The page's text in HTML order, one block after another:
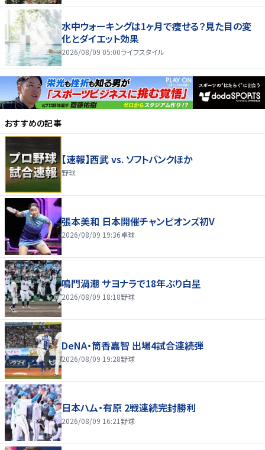
水中ウォーキングは1ヶ月で痩せる？見た目の変
化とダイエット効果
2026/08/09 05:00ライフスタイル
おすすめの記事
【速報】西武 vs. ソフトバンクほか
野球
張本美和 日本開催チャンピオンズ初V
2026/08/09 19:36卓球
鳴門渦潮 サヨナラで18年ぶり白星
2026/08/09 18:18野球
DeNA・筒香嘉智 出場4試合連続弾
2026/08/09 19:28野球
日本ハム・有原 2戦連続完封勝利
2026/08/09 16:21 野球